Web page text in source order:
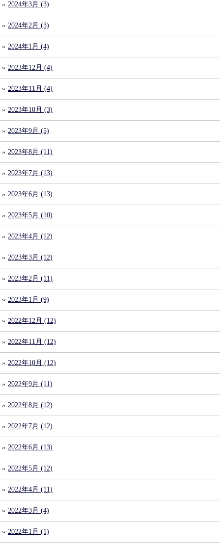
2024年3月 (3)
2024年2月 (3)
2024年1月 (4)
2023年12月 (4)
2023年11月 (4)
2023年10月 (3)
2023年9月 (5)
2023年8月 (11)
2023年7月 (13)
2023年6月 (13)
2023年5月 (10)
2023年4月 (12)
2023年3月 (12)
2023年2月 (11)
2023年1月 (9)
2022年12月 (12)
2022年11月 (12)
2022年10月 (12)
2022年9月 (11)
2022年8月 (12)
2022年7月 (12)
2022年6月 (13)
2022年5月 (12)
2022年4月 (11)
2022年3月 (4)
2022年1月 (1)